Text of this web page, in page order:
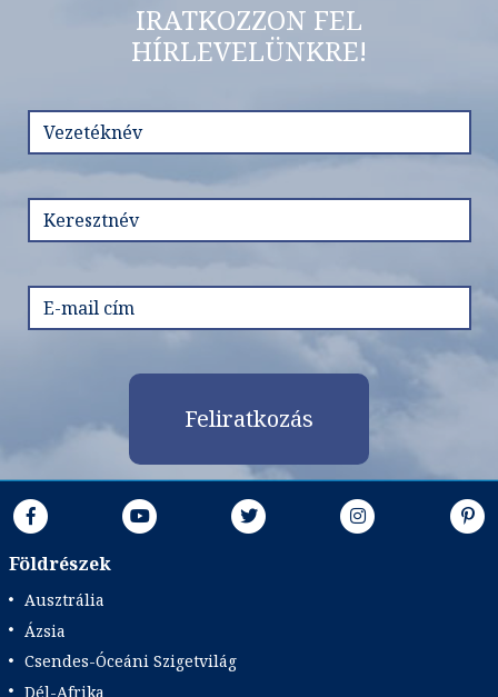
IRATKOZZON FEL
HÍRLEVELÜNKRE!
Feliratkozás
Földrészek
Ausztrália
Ázsia
Csendes-Óceáni Szigetvilág
Dél-Afrika